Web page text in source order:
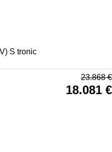
S tronic
23.868€
18.081 €